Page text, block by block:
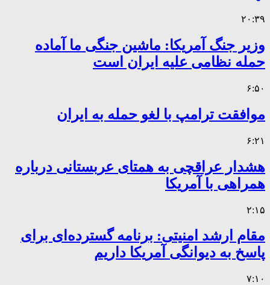
۲۰:۳۹
وزیر جنگ آمریکا: ماشین جنگی ما آماده
حمله نظامی علیه ایران است
۶:۵۰
موافقت ترامپ با لغو حمله به ایران
۶:۲۱
هشدار عراقچی به همتای عربستانی درباره
همراهی با آمریکا
۲:۱۵
مقام ارشد امنیتی: برنامه گسترده‌ای برای
پاسخ به دیوانگی آمریکا داریم
۷:۱۰